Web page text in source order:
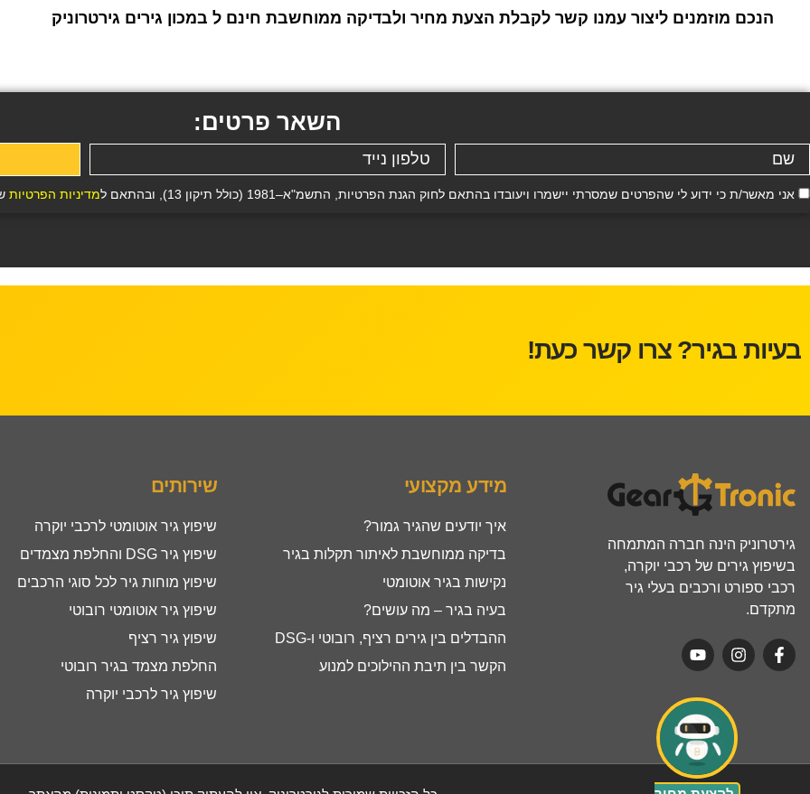
הנכם מוזמנים ליצור עמנו קשר לקבלת הצעת מחיר ולבדיקה ממוחשבת חינם ל במכון גירים גירטרוניק
השאר פרטים:
אני מאשר/ת כי ידוע לי שהפרטים שמסרתי יישמרו ויעובדו בהתאם לחוק הגנת הפרטיות, התשמ"א–1981 (כולל תיקון 13), ובהתאם ל מדיניות הפרטיות
בעיות בגיר? צרו קשר כעת!
גירטרוניק הינה חברה המתמחה
בשיפוץ גירים של רכבי יוקרה,
רכבי ספורט ורכבים בעלי גיר
מתקדם.
מידע מקצועי
איך יודעים שהגיר גמור?
בדיקה ממוחשבת לאיתור תקלות בגיר
נקישות בגיר אוטומטי
בעיה בגיר – מה עושים?
ההבדלים בין גירים רציף, רובוטי ו-DSG
הקשר בין תיבת ההילוכים למנוע
שירותים
שיפוץ גיר אוטומטי לרכבי יוקרה
שיפוץ גיר DSG והחלפת מצמדים
שיפוץ מוחות גיר לכל סוגי הרכבים
שיפוץ גיר אוטומטי רובוטי
שיפוץ גיר רציף
החלפת מצמד בגיר רובוטי
שיפוץ גיר לרכבי יוקרה